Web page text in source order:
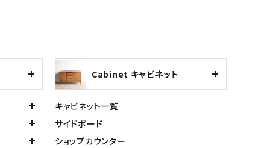
Cabinet キャビネット
キャビネット一覧
サイドボード
ショップカウンター